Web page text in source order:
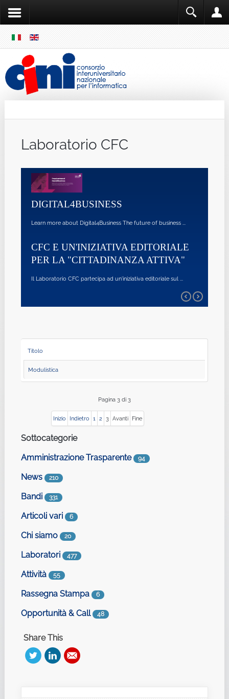
MENU
Laboratorio CFC
DIGITAL4BUSINESS
Learn more about Digital4Business The future of business ...
CFC E UN'INIZIATIVA EDITORIALE
PER LA "CITTADINANZA ATTIVA"
Il Laboratorio CFC partecipa ad un'iniziativa editoriale sul ...
SURVEY
E
Titolo
Modulistica
Pagina 3 di 3
Inizio Indietro 1 2 3 Avanti Fine
Sottocategorie
Amministrazione Trasparente
94
News 210
Bandi 331
Articoli vari 6
Chi siamo 20
Laboratori 477
Attività 55
Rassegna Stampa 6
Opportunità & Call 48
Share This